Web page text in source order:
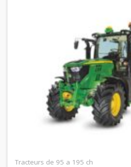
Tracteurs de 95 a 195 ch